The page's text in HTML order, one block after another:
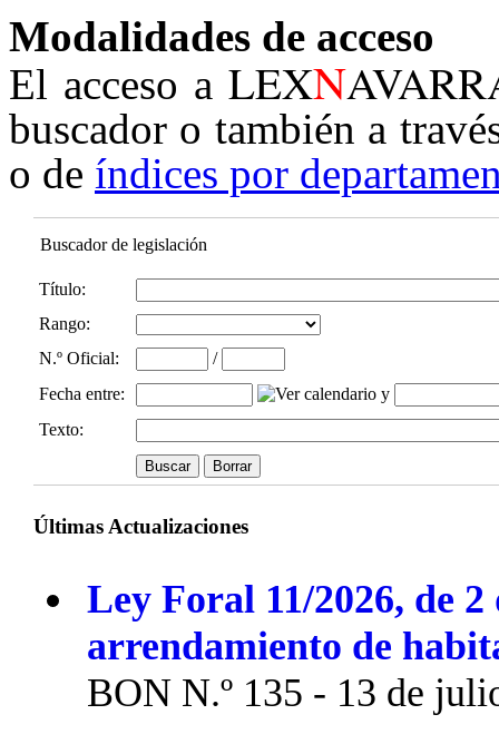
Modalidades de acceso
El acceso aLEXN
buscador o también a
o de índices por
Buscador de legislación
Título:
Rango:
N.º Oficial:
/
Fecha entre:
y
Texto:
Últimas Actualizaciones
Ley Foral 11/2026, de
arrendamiento de
BON N.º 135 - 13 de